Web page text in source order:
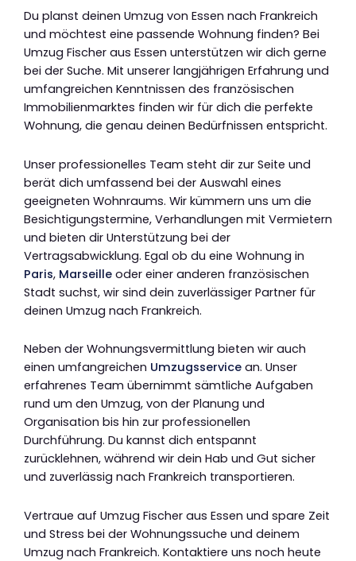
Du planst deinen Umzug von Essen nach Frankreich
und möchtest eine passende Wohnung finden? Bei
Umzug Fischer aus Essen unterstützen wir dich gerne
bei der Suche. Mit unserer langjährigen Erfahrung und
umfangreichen Kenntnissen des französischen
Immobilienmarktes finden wir für dich die perfekte
Wohnung, die genau deinen Bedürfnissen entspricht.
Unser professionelles Team steht dir zur Seite und
berät dich umfassend bei der Auswahl eines
geeigneten Wohnraums. Wir kümmern uns um die
Besichtigungstermine, Verhandlungen mit Vermietern
und bieten dir Unterstützung bei der
Vertragsabwicklung. Egal ob du eine Wohnung in
Paris, Marseille oder einer anderen französischen
Stadt suchst, wir sind dein zuverlässiger Partner für
deinen Umzug nach Frankreich.
Neben der Wohnungsvermittlung bieten wir auch
einen umfangreichen Umzugsservice an. Unser
erfahrenes Team übernimmt sämtliche Aufgaben
rund um den Umzug, von der Planung und
Organisation bis hin zur professionellen
Durchführung. Du kannst dich entspannt
zurücklehnen, während wir dein Hab und Gut sicher
und zuverlässig nach Frankreich transportieren.
Vertraue auf Umzug Fischer aus Essen und spare Zeit
und Stress bei der Wohnungssuche und deinem
Umzug nach Frankreich. Kontaktiere uns noch heute